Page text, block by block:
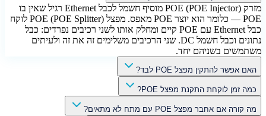
מזרק POE (POE Injector) מוסיף חשמל לכבל Ethernet רגיל שאין בו
POE — כלומר הוא יוצר POE מאפס. מפצל POE (POE Splitter) לוקח
כבל Ethernet עם POE קיים ומחלק אותו לשני רכיבים נפרדים: כבל
נתונים וכבל חשמל DC. שני הרכיבים משלימים זה את זה ולעיתים
משתמשים בשניהם יחד.
האם אפשר להתקין מפצל POE לבד?
כמה זמן לוקחת התקנת מפצל POE?
מה קורה אם אחבר מפצל POE עם מתח לא מתאים?